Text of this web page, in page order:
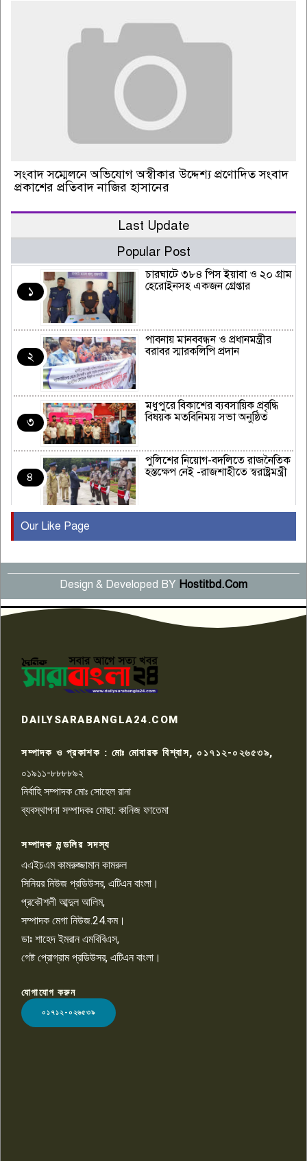
সংবাদ সম্মেলনে অভিযোগ অস্বীকার উদ্দেশ্য প্রণোদিত সংবাদ
প্রকাশের প্রতিবাদ নাজির হাসানের
Last Update
Popular Post
১
চারঘাটে ৩৮৪ পিস ইয়াবা ও ২০ গ্রাম
হেরোইনসহ একজন গ্রেপ্তার
২
পাবনায় মানববন্ধন ও প্রধানমন্ত্রীর
বরাবর স্মারকলিপি প্রদান
৩
মধুপুরে বিকাশের ব্যবসায়িক প্রবৃদ্ধি
বিষয়ক মতবিনিময় সভা অনুষ্ঠিত
৪
পুলিশের নিয়োগ-বদলিতে রাজনৈতিক
হস্তক্ষেপ নেই -রাজশাহীতে স্বরাষ্ট্রমন্ত্রী
৫
বছর পূর্তি উদযাপন
৬
সংবাদ সম্মেলনে অভিযোগ অস্বীকার
উদ্দেশ্য প্রণোদিত সংবাদ প্রকাশের
প্রতিবাদ নাজির হাসানের
৭
কেটে ঘরে ঢুকে স্কুল শিক্ষিকাকে হত্যা
টয়লেটের ট্যাংকি থেকে লাশ উদ্ধার
রাজশাহীতে সন্ত্রাসী হামলায় গুরুতর
৯
চাঁদাবাজি ও হয়রানির অভিযোগ
১০
Our Like Page
Design & Developed BY Hostitbd.Com
LOGO
DAILYSARABANGLA24.COM
সম্পাদক ও প্রকাশক : মোঃ মোবারক বিশ্বাস, ০১৭১২-০২৬৫৩৯,
০১৯১১-৮৮৮৮৯২
নির্বাহি সম্পাদক মোঃ সোহেল রানা
ব্যবস্থাপনা সম্পাদকঃ মোছা: কানিজ ফাতেমা
সম্পাদক মন্ডলির সদস্য
এএইচএম কামরুজ্জামান কামরুল
সিনিয়র নিউজ প্রডিউসর, এটিএন বাংলা।
প্রকৌশলী আব্দুল আলিম,
সম্পাদক মেগা নিউজ.24.কম।
ডাঃ শাহেদ ইমরান এমবিবিএস,
গেষ্ট প্রোগ্রাম প্রডিউসর, এটিএন বাংলা।
যোগাযোগ করুন
০১৭১২-০২৬৫৩৯